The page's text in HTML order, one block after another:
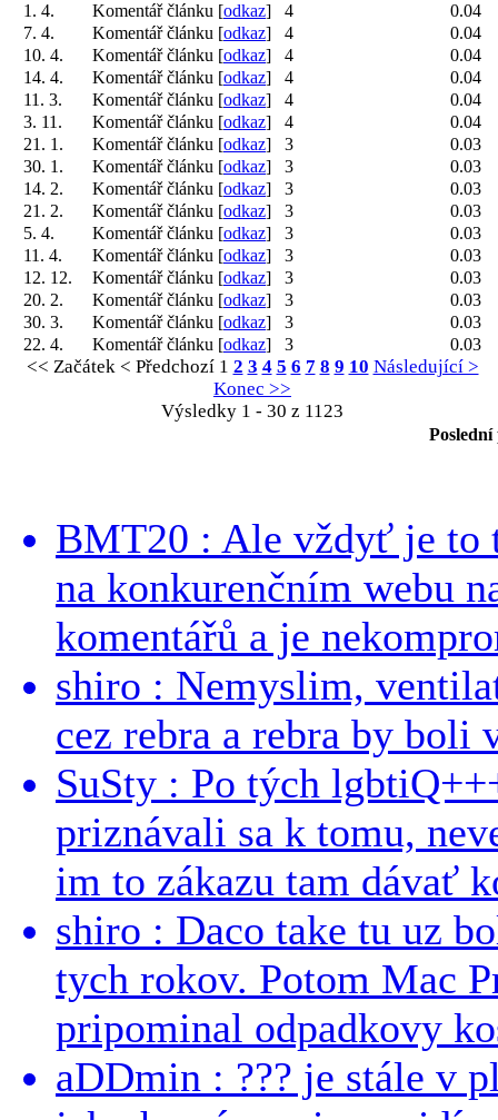
1. 4.
Komentář článku [odkaz] 4
0.04
7. 4.
Komentář článku [odkaz] 4
0.04
10. 4.
Komentář článku [odkaz] 4
0.04
14. 4.
Komentář článku [odkaz] 4
0.04
11. 3.
Komentář článku [odkaz] 4
0.04
3. 11.
Komentář článku [odkaz] 4
0.04
21. 1.
Komentář článku [odkaz] 3
0.03
30. 1.
Komentář článku [odkaz] 3
0.03
14. 2.
Komentář článku [odkaz] 3
0.03
21. 2.
Komentář článku [odkaz] 3
0.03
5. 4.
Komentář článku [odkaz] 3
0.03
11. 4.
Komentář článku [odkaz] 3
0.03
12. 12.
Komentář článku [odkaz] 3
0.03
20. 2.
Komentář článku [odkaz] 3
0.03
30. 3.
Komentář článku [odkaz] 3
0.03
22. 4.
Komentář článku [odkaz] 3 0.03
<< Začátek < Předchozí 1 2 3 4 5 6 7 8 9 10 Následující >
Konec >>
Výsledky 1 - 30 z 1123
BMT20 : Ale vždyť je to
na konkurenčním webu
komentářů a je
shiro : Nemyslim,
cez rebra a rebra by boli
SuSty : Po tých
priznávali sa k tomu,
im to zákazu tam dávať
shiro : Daco take tu uz
tych rokov. Potom Mac
pripominal odpadkovy
aDDmin : ??? je stále v